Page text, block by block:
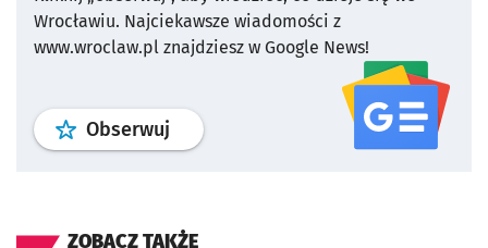
Wrocławiu. Najciekawsze wiadomości z
www.wroclaw.pl znajdziesz w Google News!
Obserwuj profil serwisu
ZOBACZ TAKŻE